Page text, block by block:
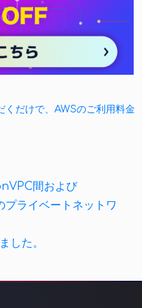
くだけで、AWSのご利用料金
間および
ライベートネットワ
した。